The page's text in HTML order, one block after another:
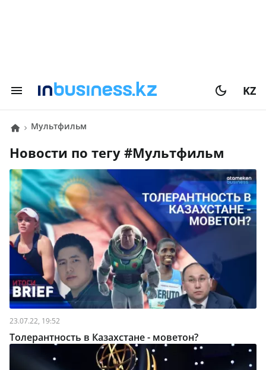
KZ
Мультфильм
Новости по тегу # Мультфильм
23.07.22, 19:52
Толерантность в Казахстане - моветон?